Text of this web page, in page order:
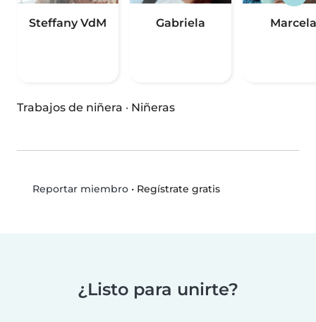
Steffany VdM Gabriela Marcela
Trabajos de niñera · Niñeras
Reportar miembro• Regístrate gratis
¿Listo para unirte?